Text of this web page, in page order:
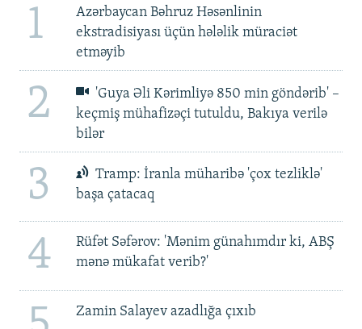
1
Azərbaycan Bəhruz Həsənlinin
ekstradisiyası üçün hələlik müraciət
etməyib
2
'Guya Əli Kərimliyə 850 min göndərib' –
keçmiş mühafizəçi tutuldu, Bakıya verilə
bilər
3
Tramp: İranla müharibə 'çox tezliklə'
başa çatacaq
4
Rüfət Səfərov: 'Mənim günahımdır ki, ABŞ
mənə mükafat verib?'
Zamin Salayev azadlığa çıxıb